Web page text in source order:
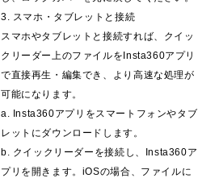
3. スマホ・タブレットと接続
スマホやタブレットと接続すれば、クイッ
クリーダー上のファイルをInsta360アプリ
で直接再生・編集でき、より高速な処理が
可能になります。
a. Insta360アプリをスマートフォンやタブ
レットにダウンロードします。
b. クイックリーダーを接続し、Insta360ア
プリを開きます。iOSの場合、ファイルに